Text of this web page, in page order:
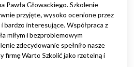
Pawła Głowackiego. Szkolenie
przyjęte, wysoko ocenione przez
bardzo interesujące. Współpraca z
miłym i bezproblemowym
zdecydowanie spełniło nasze
firmę Warto Szkolić jako rzetelną i